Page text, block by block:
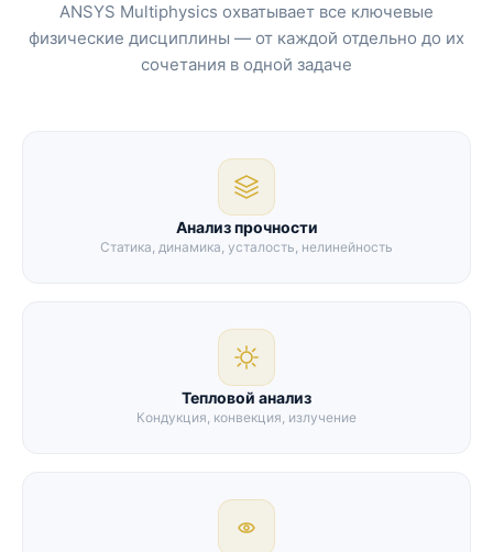
ANSYS Multiphysics охватывает все ключевые
физические дисциплины — от каждой отдельно до их
сочетания в одной задаче
Анализ прочности
Статика, динамика, усталость, нелинейность
Тепловой анализ
Кондукция, конвекция, излучение